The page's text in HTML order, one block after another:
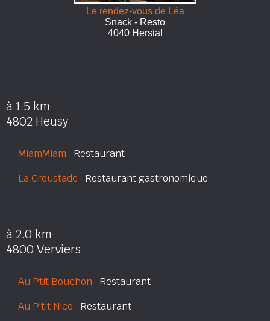
Le rendez-vous de Léa
Snack - Resto
4040 Herstal
à 1.5 km
4802 Heusy
MiamMiam Restaurant
La Croustade Restaurant gastronomique
à 2.0 km
4800 Verviers
Au Ptit Bouchon Restaurant
Au P'tit Nico Restaurant